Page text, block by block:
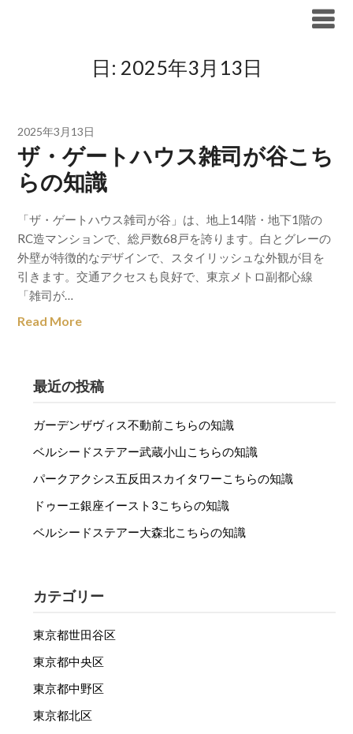
日: 2025年3月13日
2025年3月13日
ザ・ゲートハウス雑司が谷こち
らの知識
「ザ・ゲートハウス雑司が谷」は、地上14階・地下1階の
RC造マンションで、総戸数68戸を誇ります。白とグレーの
外壁が特徴的なデザインで、スタイリッシュな外観が目を
引きます。交通アクセスも良好で、東京メトロ副都心線
「雑司が…
Read More
最近の投稿
ガーデンザヴィス不動前こちらの知識
ベルシードステアー武蔵小山こちらの知識
パークアクシス五反田スカイタワーこちらの知識
ドゥーエ銀座イースト3こちらの知識
ベルシードステアー大森北こちらの知識
カテゴリー
東京都世田谷区
東京都中央区
東京都中野区
東京都北区